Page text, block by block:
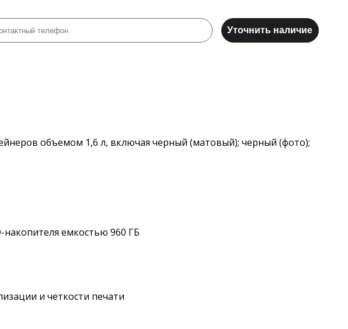
Уточнить наличие
объемом 1,6 л, включая черный (матовый); черный (фото);
накопителя емкостью 960 ГБ
и четкости печати